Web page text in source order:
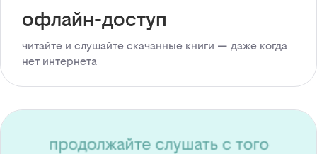
офлайн-доступ
читайте и слушайте скачанные книги — даже когда
нет интернета